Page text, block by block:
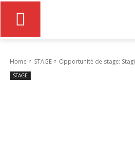
Home STAGE Opportunité de stage:
STAGE